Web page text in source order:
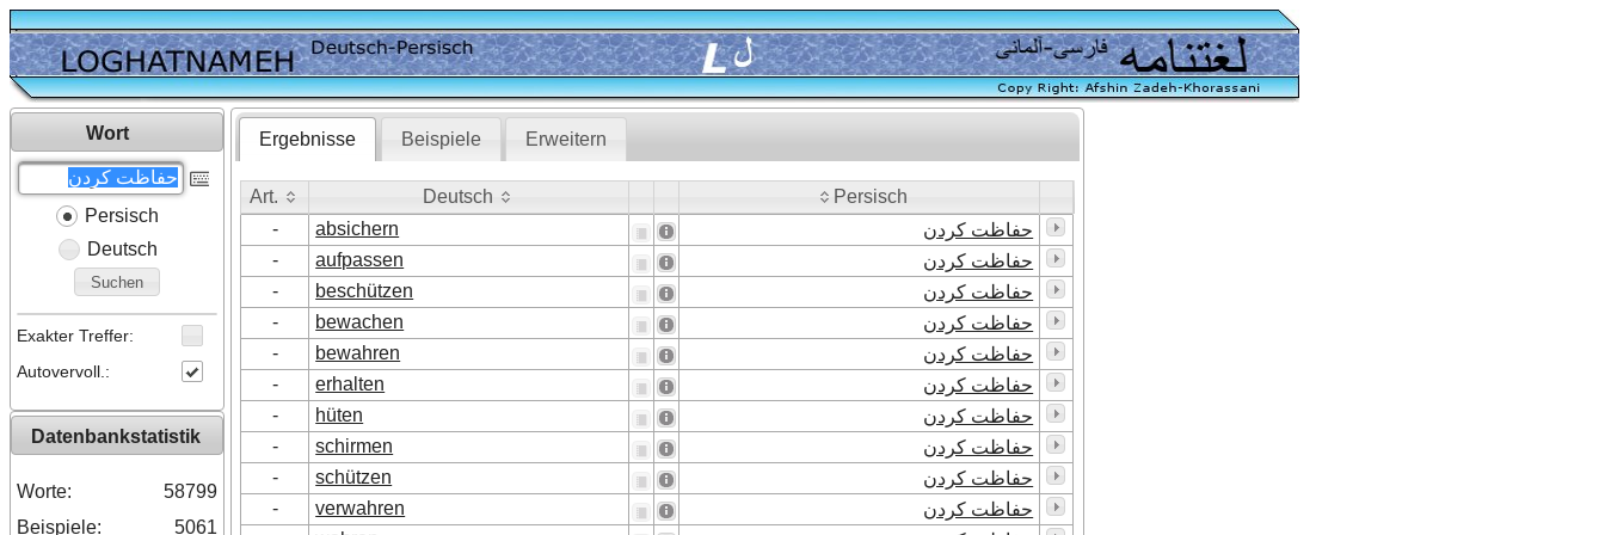
Wort
Persisch
Deutsch
Suchen
Exakter Treffer:
Autovervoll.:
Datenbankstatistik
Worte:
58799
Beispiele:
5061
Ergebnisse Beispiele Erweitern
Art. Deutsch
Persisch
- absichern
حفاظت کردن
-
aufpassen
حفاظت کردن
-
beschützen
حفاظت کردن
-
bewachen
حفاظت کردن
-
bewahren
حفاظت کردن
-
erhalten
حفاظت کردن
-
hüten
حفاظت کردن
-
schirmen
حفاظت کردن
-
schützen
حفاظت کردن
-
verwahren
حفاظت کردن